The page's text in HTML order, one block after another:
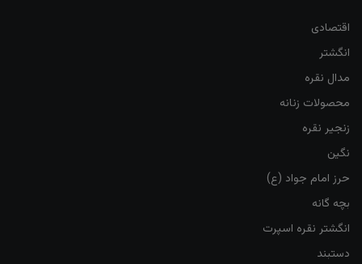
اقتصادی
انگشتر
مدال نقره
محصولات زنانه
زنجیر نقره
نگین
حرز امام جواد (ع)
بچه گانه
انگشتر نقره اسپرت
دستبند